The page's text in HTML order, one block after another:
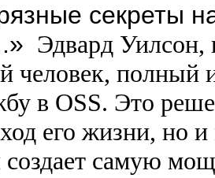
секреты
Эдвард Уилсон,
человек, полный
в OSS. Это
его жизни, но
создает самую